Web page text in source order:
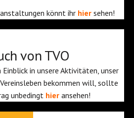
könnt ihr hier sehen!
von TVO
Einblick in unsere Aktivitäten, unser
bekommen will, sollte
unbedingt hieransehen!